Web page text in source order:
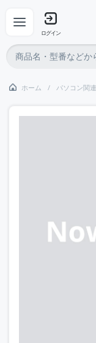
ログイン
ホーム パソコン関